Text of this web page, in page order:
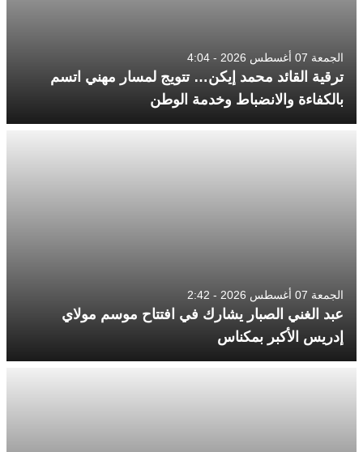
الجمعة 07 أغسطس 2026 - 4:04
ترقية القائد محمد إيكن… تتويج لمسار مهني اتسم
بالكفاءة والانضباط وخدمة الوطن
الجمعة 07 أغسطس 2026 - 2:42
عبد الغني الصبار يشارك في افتتاح موسم مولاي
إدريس الأكبر بمكناس